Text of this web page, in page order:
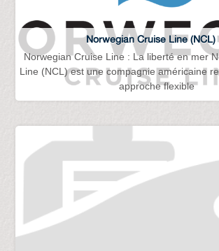
Norwegian Cruise Line (NCL)
Norwegian Cruise Line : La liberté en mer
Line (NCL) est une compagnie américaine
approche flexible